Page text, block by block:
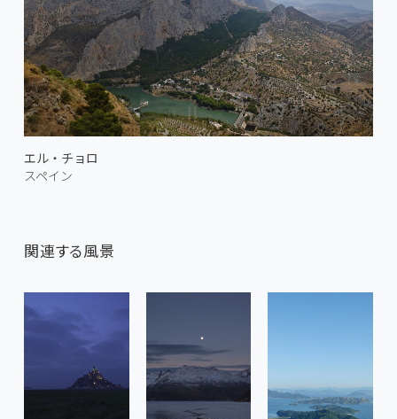
エル・チョロ
スペイン
関連する風景